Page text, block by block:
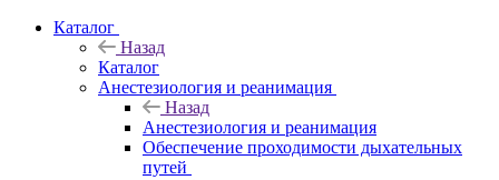
Каталог
Назад
Каталог
Анестезиология и реанимация
Назад
Анестезиология и реанимация
Обеспечение проходимости дыхательных
путей